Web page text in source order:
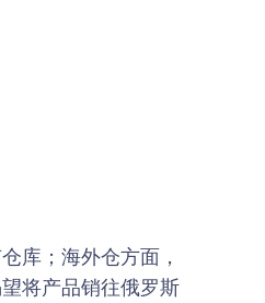
库；海外仓方面，
将产品销往俄罗斯